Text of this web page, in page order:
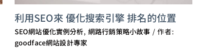
利用SEO來 優化搜索引擎 排名的位置
SEO網站優化實例分析, 網路行銷策略小故事 / 作者:
goodface網站設計專家